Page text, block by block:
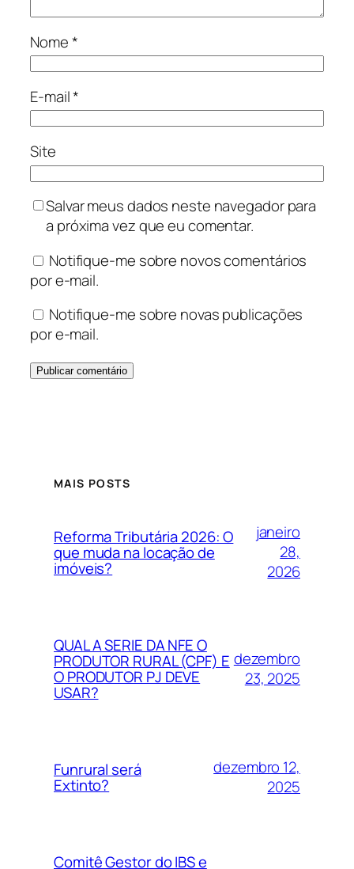
Nome*
E-mail*
Site
Salvar meus dados neste navegador para
a próxima vez que eu comentar.
Notifique-me sobre novos comentários
por e-mail.
Notifique-me sobre novas publicações
por e-mail.
MAIS POSTS
Reforma Tributária 2026: O
que muda na locação de
imóveis?
janeiro
28,
2026
QUAL A SERIE DA NFE O
PRODUTOR RURAL (CPF) E
O PRODUTOR PJ DEVE
USAR?
dezembro
23, 2025
Funrural será
Extinto?
dezembro 12,
2025
Comitê Gestor do IBS e